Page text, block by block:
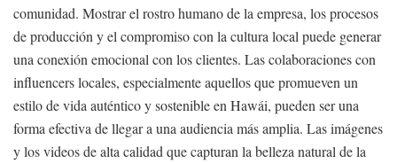
comunidad. Mostrar el rostro humano de la empresa, los procesos
de producción y el compromiso con la cultura local puede generar
una conexión emocional con los clientes. Las colaboraciones con
influencers locales, especialmente aquellos que promueven un
estilo de vida auténtico y sostenible en Hawái, pueden ser una
forma efectiva de llegar a una audiencia más amplia. Las imágenes
y los videos de alta calidad que capturan la belleza natural de la